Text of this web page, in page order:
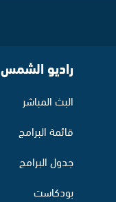
راديو الشمس
البث المباشر
قائمة البرامج
جدول البرامج
بودكاست